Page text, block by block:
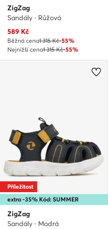
ZigZag
Sandály · Růžová
Aktuální cena
589 Kč
Běžná cena1 315 Kč-55%
Nejnižší cena1 315 Kč-55%
extra -35% Kód: SUMMER
Příležitost
ZigZag
Sandály · Modrá